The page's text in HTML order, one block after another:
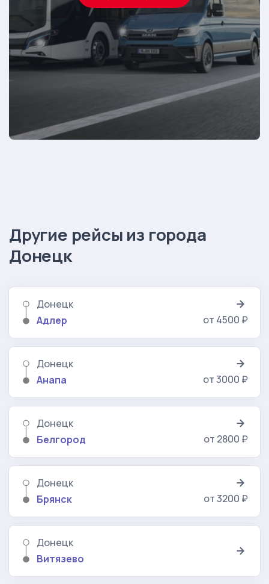
Другие рейсы из города
Донецк
Донецк
Адлер
от 4500 ₽
Донецк
Анапа
от 3000 ₽
Донецк
Белгород
от 2800 ₽
Донецк
Брянск
от 3200 ₽
Донецк
Витязево